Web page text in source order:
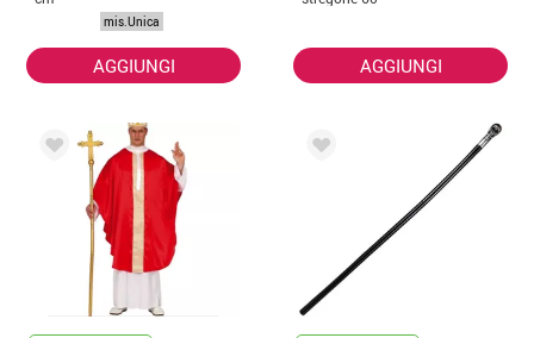
mis.Unica
AGGIUNGI AGGIUNGI